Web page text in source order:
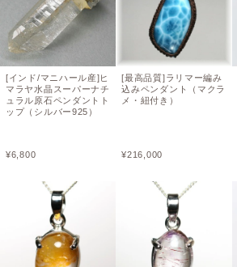
[インド/マニハール産]ヒ
マラヤ水晶スーパーナチ
ュラル原石ペンダントト
ップ（シルバー925）
¥6,800
[最高品質]ラリマー編み
込みペンダント（マクラ
メ・紐付き）
¥216,000